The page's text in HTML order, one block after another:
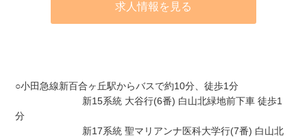
求人情報を見る
○小田急線新百合ヶ丘駅からバスで約10分、徒歩1分
新15系統 大谷行(6番) 白山北緑地前下車 徒歩1
分
新17系統 聖マリアンナ医科大学行(7番) 白山北